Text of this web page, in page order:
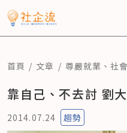
首頁 文章 尊嚴就業 、社
靠自己、不去討 劉
2014.07.24 趨勢